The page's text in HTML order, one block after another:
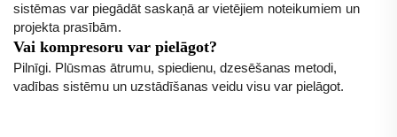
sistēmas var piegādāt saskaņā ar vietējiem noteikumiem un
projekta prasībām.
Vai kompresoru var pielāgot?
Pilnīgi. Plūsmas ātrumu, spiedienu, dzesēšanas metodi,
vadības sistēmu un uzstādīšanas veidu visu var pielāgot.